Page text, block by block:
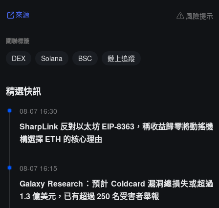
來源 風險提示
關聯標籤
DEX Solana BSC 鏈上追蹤
精選快訊
08-07 16:30
SharpLink 反對以太坊 EIP-8363，稱收益歸零將動搖機
構選擇 ETH 的核心理由
08-07 16:15
Galaxy Research：預計 Coldcard 漏洞總損失或超過
1.3 億美元，已有超過 250 名受害者舉報